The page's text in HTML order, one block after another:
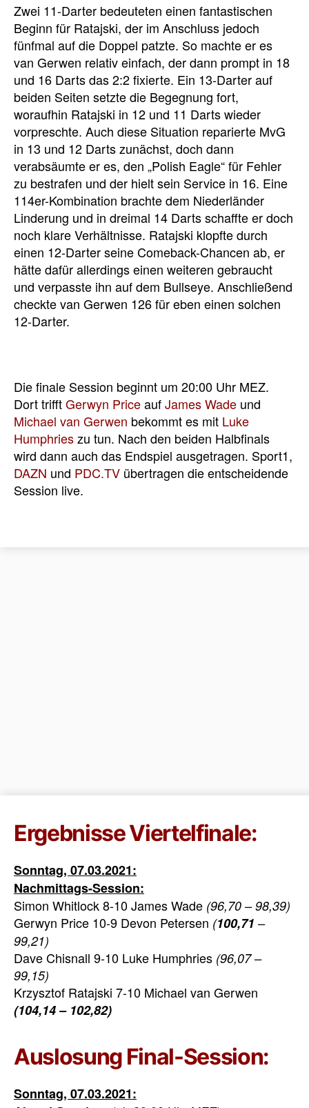
Zwei 11-Darter bedeuteten einen fantastischen
Beginn für Ratajski, der im Anschluss jedoch
fünfmal auf die Doppel patzte. So machte er es
van Gerwen relativ einfach, der dann prompt in 18
und 16 Darts das 2:2 fixierte. Ein 13-Darter auf
beiden Seiten setzte die Begegnung fort,
woraufhin Ratajski in 12 und 11 Darts wieder
vorpreschte. Auch diese Situation reparierte MvG
in 13 und 12 Darts zunächst, doch dann
verabsäumte er es, den „Polish Eagle“ für Fehler
zu bestrafen und der hielt sein Service in 16. Eine
114er-Kombination brachte dem Niederländer
Linderung und in dreimal 14 Darts schaffte er doch
noch klare Verhältnisse. Ratajski klopfte durch
einen 12-Darter seine Comeback-Chancen ab, er
hätte dafür allerdings einen weiteren gebraucht
und verpasste ihn auf dem Bullseye. Anschließend
checkte van Gerwen 126 für eben einen solchen
12-Darter.
Die finale Session beginnt um 20:00 Uhr MEZ.
Dort trifftGerwyn PriceaufJames Wade und
Michael van Gerwen bekommt es mit Luke
Humphrieszu tun. Nach den beiden Halbfinals
wird dann auch das Endspiel ausgetragen. Sport1,
DAZN und PDC.TV übertragen die entscheidende
Session live.
Ergebnisse Viertelfinale:
Sonntag, 07.03.2021:
Nachmittags-Session:
Simon Whitlock 8-10 James Wade (96,70 – 98,39)
Gerwyn Price 10-9 Devon Petersen (100,71 –
99,21)
Dave Chisnall 9-10 Luke Humphries (96,07 –
99,15)
Krzysztof Ratajski 7-10 Michael van Gerwen
(104,14– 102,82)
Auslosung Final-Session:
Sonntag, 07.03.2021: